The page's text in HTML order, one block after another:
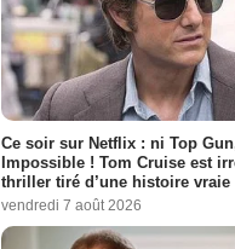
Ce soir sur Netflix : ni Top
Impossible ! Tom Cruise est
thriller tiré d’une histoire vraie
vendredi 7 août 2026